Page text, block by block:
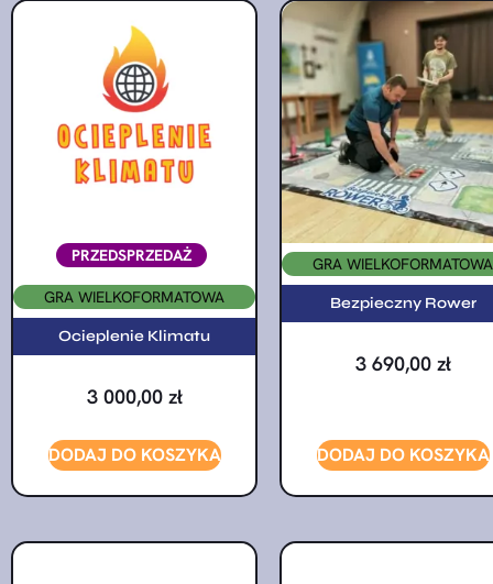
PRZEDSPRZEDAŻ
GRA WIELKOFORMATOWA
Ocieplenie Klimatu
3 000,00 zł
DODAJ DO KOSZYKA
GRA WIELKOFORMATOWA
Bezpieczny Rower
3 690,00 zł
DODAJ DO KOSZYKA